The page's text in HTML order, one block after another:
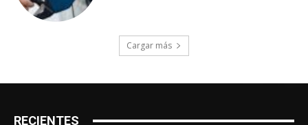
Cargar más
RECIENTES